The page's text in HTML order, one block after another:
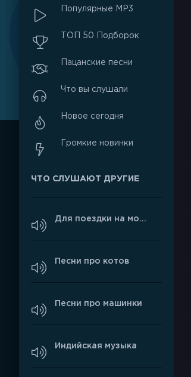
Популярные MP3
ТОП 50 Подборок
Пацанские песни
Что вы слушали
Новое сегодня
Громкие новинки
ЧТО СЛУШАЮТ ДРУГИЕ
Для поездки на мотоцикле
Песни про котов
Песни про машинки
Индийская музыка